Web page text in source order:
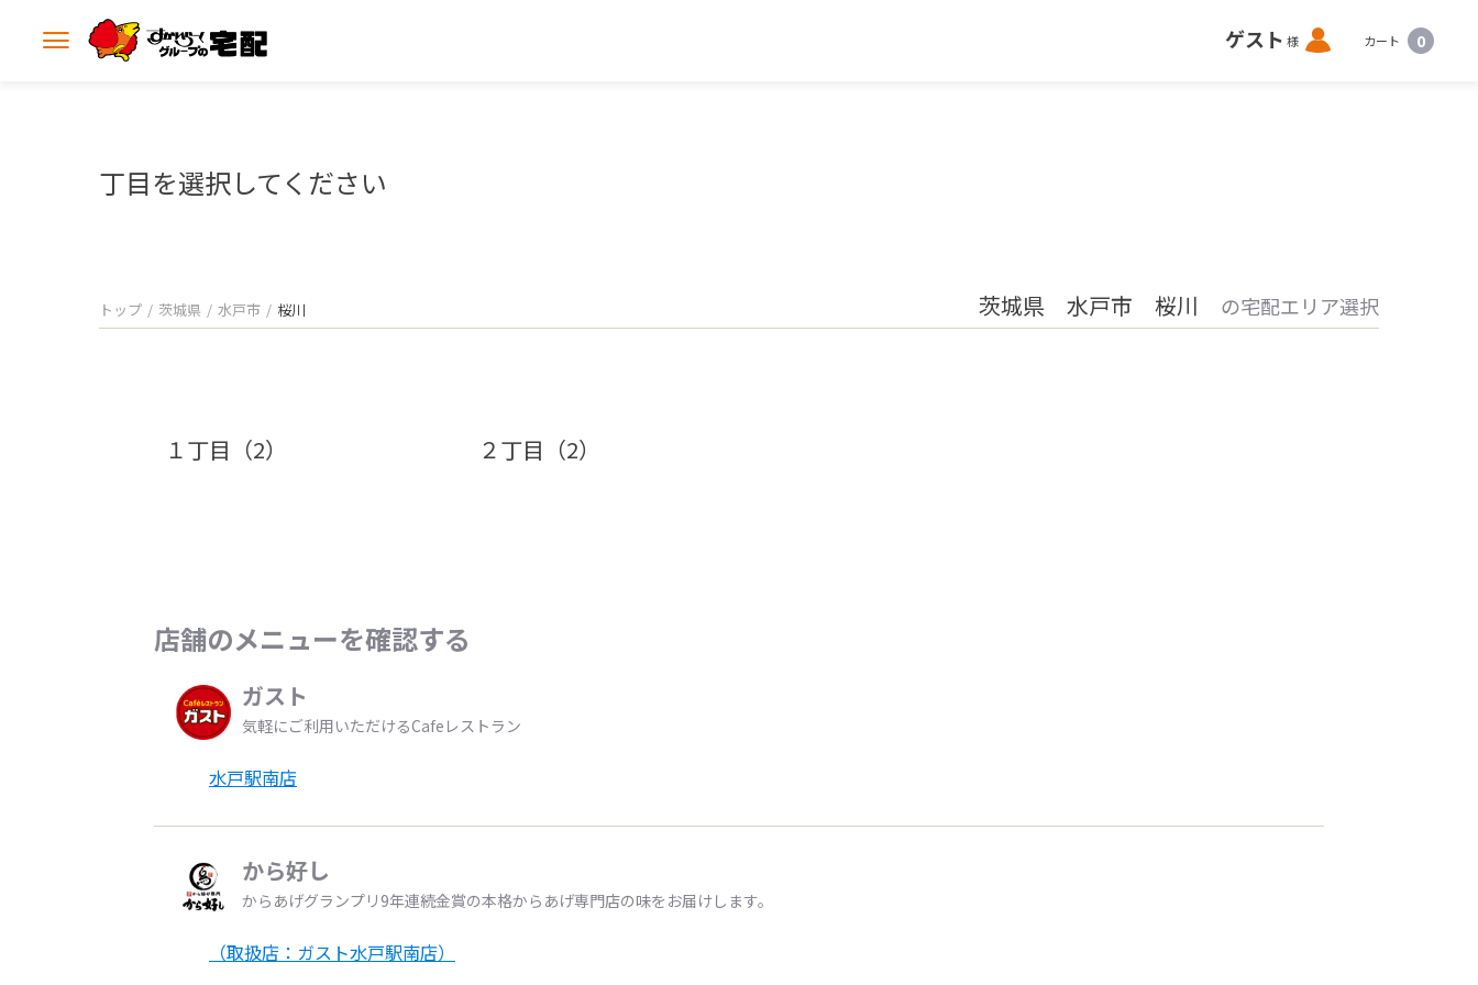
メ
ゲスト 様 ロ
グ
カート 0
丁目を選択してください
トップ 茨城県 水戸市 桜川 茨城県 水戸市 桜川 の宅配エリア選択
１丁目（2） ２丁目（2）
店舗のメニューを確認する
ガスト
気軽にご利用いただけるCafeレストラン
水戸駅南店
から好し
からあげグランプリ9年連続金賞の本格からあげ専門店の味をお届けします。
（取扱店：ガスト水戸駅南店）